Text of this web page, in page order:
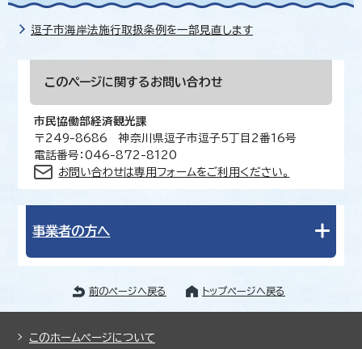
逗子市海岸法施行取扱条例を一部見直します
このページに関する お問い合わせ
市民協働部経済観光課
〒249-8686 神奈川県逗子市逗子5丁目2番16号
電話番号：046-872-8120
お問い合わせは専用フォームをご利用ください。
事業者の方へ
前のページへ戻る トップページへ戻る
このホームページについて